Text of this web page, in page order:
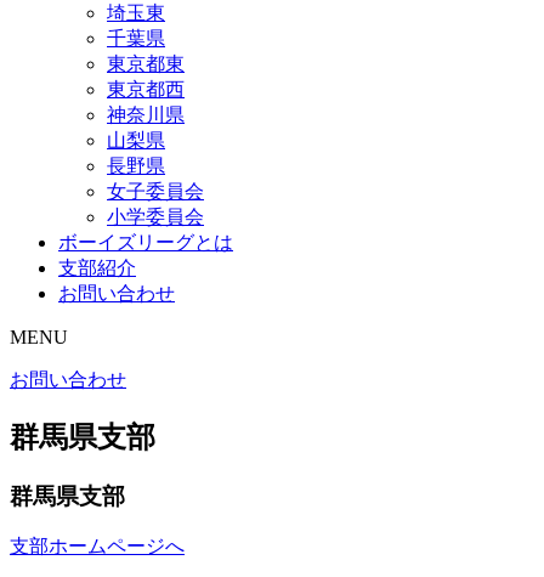
埼玉東
千葉県
東京都東
東京都西
神奈川県
山梨県
長野県
女子委員会
小学委員会
ボーイズリーグとは
支部紹介
お問い合わせ
MENU
お問い合わせ
群馬県支部
群馬県支部
支部ホームページへ